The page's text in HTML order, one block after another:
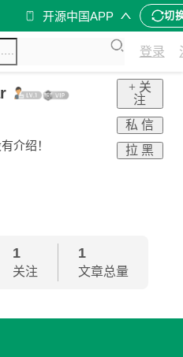
开源中国APP 切
登录
介绍！
+ 关
注
私 信
拉 黑
1
关注
1
文章总量